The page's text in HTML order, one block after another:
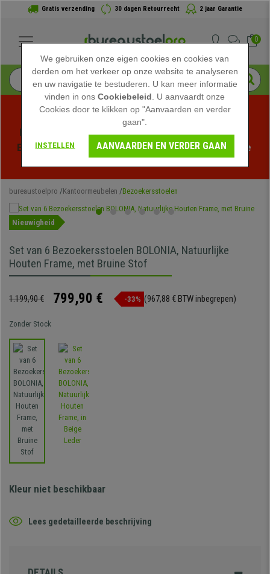
Gratis verzending 30 dagen Retourrecht 2 jaar Garantie
0
Profiteer van de Zomeruitverkoop bij bureaustoelpro!
Exclusieve kortingen voor een beperkte tijd - Bekijk de
bureaustoelpro Kantoormeubelen Bezoekersstoelen
Nieuwigheid
Set van 6 Bezoekersstoelen BOLONIA, Natuurlijke
Houten Frame, met Bruine Stof
1.199,90 € 799,90 € -33% (967,88 € BTW inbegrepen)
Zonder Stock
Kleur niet beschikbaar
Lees gedetailleerde beschrijving
We gebruiken onze eigen cookies en cookies van
derden om het verkeer op onze website te analyseren
en uw navigatie te bestuderen. U kan meer informatie
vinden in onsCookiebeleid . U aanvaardt onze
Cookies door te klikken op "Aanvaarden en verder
gaan".
INSTELLEN AANVAARDEN EN VERDER GAAN